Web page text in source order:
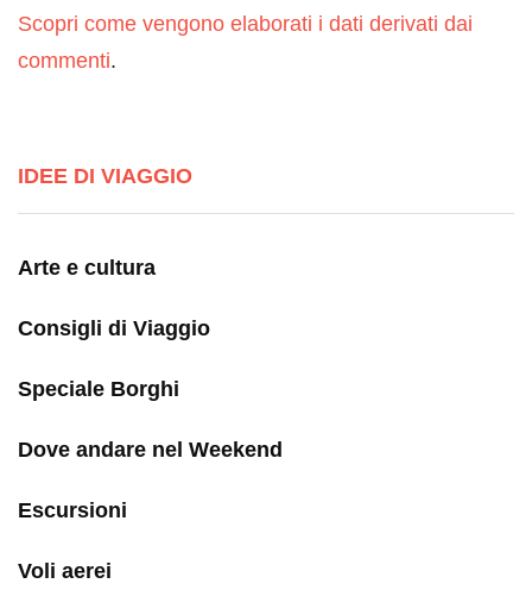
Scopri come vengono elaborati i dati derivati dai
commenti.
IDEE DI VIAGGIO
Arte e cultura
Consigli di Viaggio
Speciale Borghi
Dove andare nel Weekend
Escursioni
Voli aerei